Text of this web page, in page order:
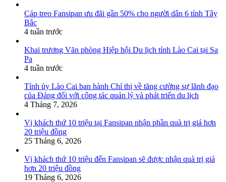
Cáp treo Fansipan ưu đãi gần 50% cho người dân 6 tỉnh Tây
Bắc
4 tuần trước
Khai trương Văn phòng Hiệp hội Du lịch tỉnh Lào Cai tại Sa
Pa
4 tuần trước
Tỉnh ủy Lào Cai ban hành Chỉ thị về tăng cường sự lãnh đạo
của Đảng đối với công tác quản lý và phát triển du lịch
4 Tháng 7, 2026
Vị khách thứ 10 triệu tại Fansipan nhận phần quà trị giá hơn
20 triệu đồng
25 Tháng 6, 2026
Vị khách thứ 10 triệu đến Fansipan sẽ được nhận quà trị giá
hơn 20 triệu đồng
19 Tháng 6, 2026